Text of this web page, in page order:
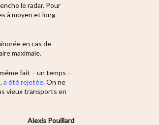
le radar. Pour
à moyen et long
en cas de
maximale.
fait – un temps –
a été rejetée. On ne
vieux transports en
Alexis Pouillard